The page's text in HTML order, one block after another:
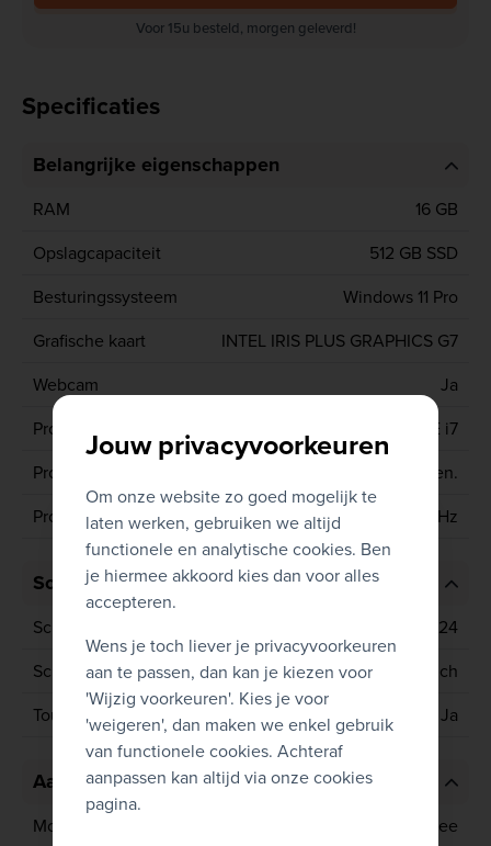
Voor 15u besteld, morgen geleverd!
Specificaties
Belangrijke eigenschappen
RAM
16 GB
Opslagcapaciteit
512 GB SSD
Besturingssysteem
Windows 11 Pro
Grafische kaart
INTEL IRIS PLUS GRAPHICS G7
Webcam
Ja
Processor type
CORE i7
Processor generatie
10de gen.
Processor
1065G7 1.3 GHz
Scherm
Schermresolutie
2736x1824
Schermgrootte
12.3 inch
Touchscreen
Ja
Aansluitingen
Mobiel netwerk
Nee
Jouw privacyvoorkeuren
Om onze website zo goed mogelijk te
laten werken, gebruiken we altijd
functionele en analytische cookies. Ben
je hiermee akkoord kies dan voor alles
accepteren.
Wens je toch liever je privacyvoorkeuren
aan te passen, dan kan je kiezen voor
'Wijzig voorkeuren'. Kies je voor
'weigeren', dan maken we enkel gebruik
van functionele cookies. Achteraf
aanpassen kan altijd via onze cookies
pagina.